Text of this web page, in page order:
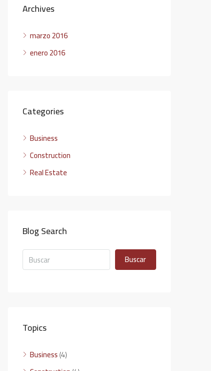
Archives
marzo 2016
enero 2016
Categories
Business
Construction
Real Estate
Blog Search
Buscar
Topics
Business(4)